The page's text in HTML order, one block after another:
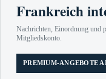
Frankreich
Nachrichten, Einordnung und
Mitgliedskonto.
PREMIUM-ANGEBOTE